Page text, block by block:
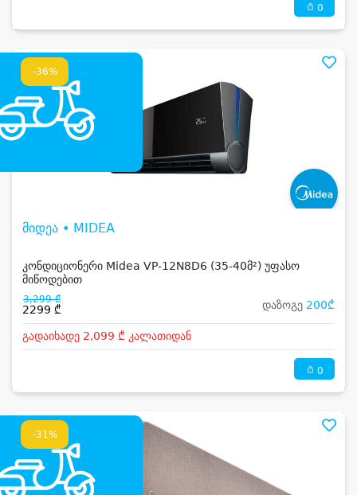
0
-36%
მიდეა • MIDEA
კონდიციონერი Midea VP-12N8D6 (35-40მ²) უფასო
მიწოდებით
3,299 ₾
2299 ₾ დაზოგე 200₾
გადაიხადე 2,099 ₾ კალათიდან
0
-31%